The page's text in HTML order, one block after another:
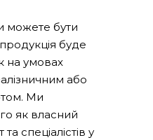
можете бути
буде
на умовах
або
Ми
як власний
спеціалістів у